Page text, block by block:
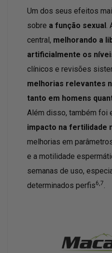
Um dos seus efeitos
sobre a função sexual.
central, melhorando a
artificialmente os
clínicos e revisões
melhorias relevantes
tanto em homens
Além disso, também foi
impacto na fertilidade
melhorias em
e a motilidade
semanas de uso,
determinados perfis6,7.